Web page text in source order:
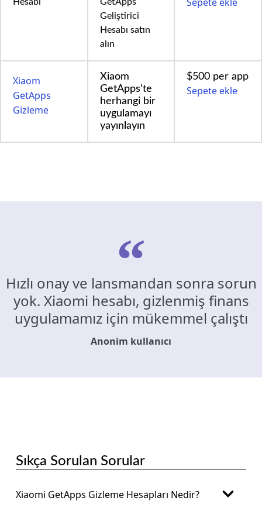
Geliştirici
Hesabı satın
alın
Xiaom
GetApps
Gizleme
Xiaom
GetApps'te
herhangi bir
uygulamayı
yayınlayın
$500 per app
Sepete ekle
Hızlı onay ve lansmandan sonra sorun
yok. Xiaomi hesabı, gizlenmiş finans
uygulamamız için mükemmel çalıştı
Anonim kullanıcı
Sıkça Sorulan Sorular
Xiaomi GetApps Gizleme Hesapları Nedir?